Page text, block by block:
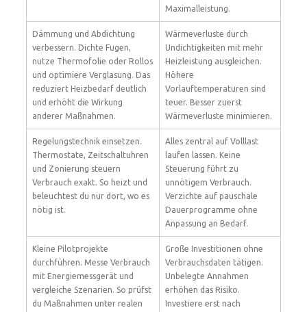
Maximalleistung.
Dämmung und Abdichtung
verbessern. Dichte Fugen,
nutze Thermofolie oder Rollos
und optimiere Verglasung. Das
reduziert Heizbedarf deutlich
und erhöht die Wirkung
anderer Maßnahmen.
Wärmeverluste durch
Undichtigkeiten mit mehr
Heizleistung ausgleichen.
Höhere
Vorlauftemperaturen sind
teuer. Besser zuerst
Wärmeverluste minimieren.
Regelungstechnik einsetzen.
Thermostate, Zeitschaltuhren
und Zonierung steuern
Verbrauch exakt. So heizt und
beleuchtest du nur dort, wo es
nötig ist.
Alles zentral auf Volllast
laufen lassen. Keine
Steuerung führt zu
unnötigem Verbrauch.
Verzichte auf pauschale
Dauerprogramme ohne
Anpassung an Bedarf.
Kleine Pilotprojekte
durchführen. Messe Verbrauch
mit Energiemessgerät und
vergleiche Szenarien. So prüfst
du Maßnahmen unter realen
Große Investitionen ohne
Verbrauchsdaten tätigen.
Unbelegte Annahmen
erhöhen das Risiko.
Investiere erst nach